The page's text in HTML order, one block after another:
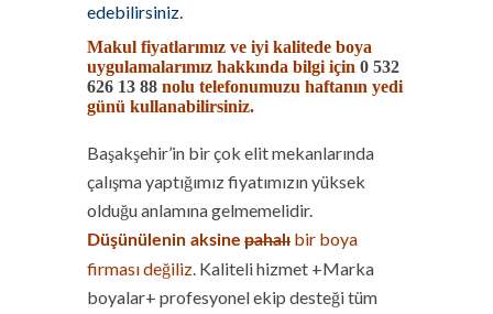
edebilirsiniz.
Makul fiyatlarımız ve iyi kalitede boya
uygulamalarımız hakkında bilgi için 0 532
626 13 88 nolu telefonumuzu haftanın yedi
günü kullanabilirsiniz.
Başakşehir’in bir çok elit mekanlarında
çalışma yaptığımız fiyatımızın yüksek
olduğu anlamına gelmemelidir.
Düşünülenin aksine pahalı bir boya
firması değiliz. Kaliteli hizmet +Marka
boyalar+ profesyonel ekip desteği tüm